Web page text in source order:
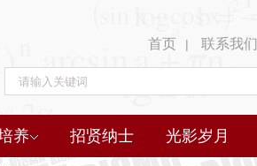
首页 | 联系我们
养 招贤纳士 光影岁月